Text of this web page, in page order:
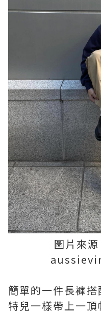
圖片來
簡單的一件長褲
特兒一樣帶上一